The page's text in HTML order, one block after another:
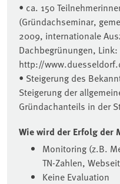
• ca. 150
(Gründachseminar,
2009, internationale
Dachbegrünungen, Link:
http://
• Steigerung des
Steigerung der
Gründachanteils in der
Wie wird der Erfolg der
Monitoring (z.B.
TN-Zahlen,
Keine Evaluation